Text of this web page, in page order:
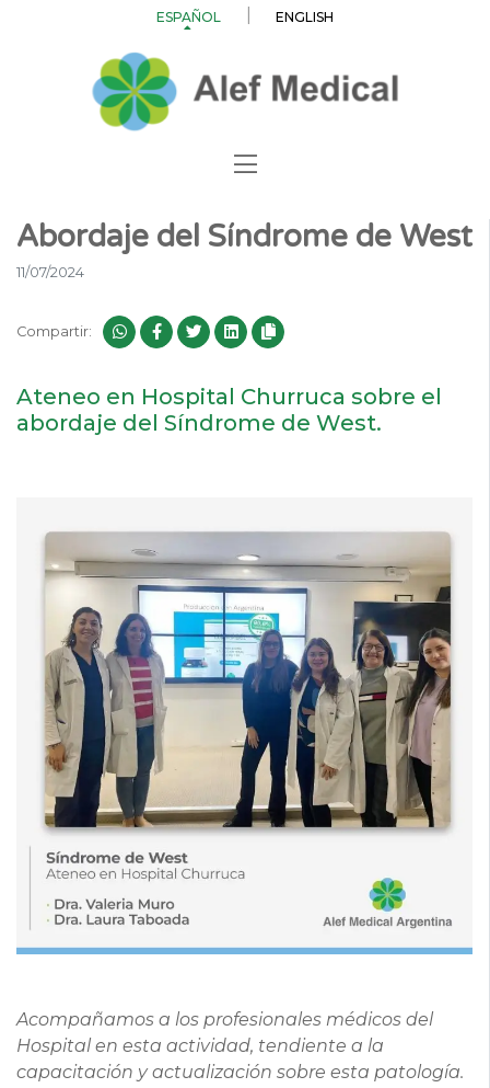
ESPAÑOL ENGLISH
Abordaje del Síndrome de West
11/07/2024
Compartir:
Ateneo en Hospital Churruca sobre el
abordaje del Síndrome de West.
Acompañamos a los profesionales médicos del
Hospital en esta actividad, tendiente a la
capacitación y actualización sobre esta patología.